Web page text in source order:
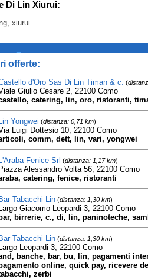
Di Lin Xiurui:
xiurui
offerte:
d'Oro Sas Di Lin Timan & c. (
Giulio Cesare 2, 22100 Como
catering, lin, oro, ristoranti,
Lin Yongwei (distanza: 0,71 km)
Luigi Dottesio 10, 22100 Como
comm, dett, lin, vari, yongwei
L'Araba Fenice Srl (distanza: 1,17 km)
Piazza Alessandro Volta 56, 22100 Como
catering, fenice, ristoranti
Bar Tabacchi Lin(distanza: 1,30 km)
Largo Giacomo Leopardi 3, 22100 Como
bar, birrerie, c., di, lin, paninoteche,
Bar Tabacchi Lin(distanza: 1,30 km)
Largo Leopardi 3, 22100 Como
banche, bar, bu, lin, pagamenti
online, quick pay, ricevere
zerbi